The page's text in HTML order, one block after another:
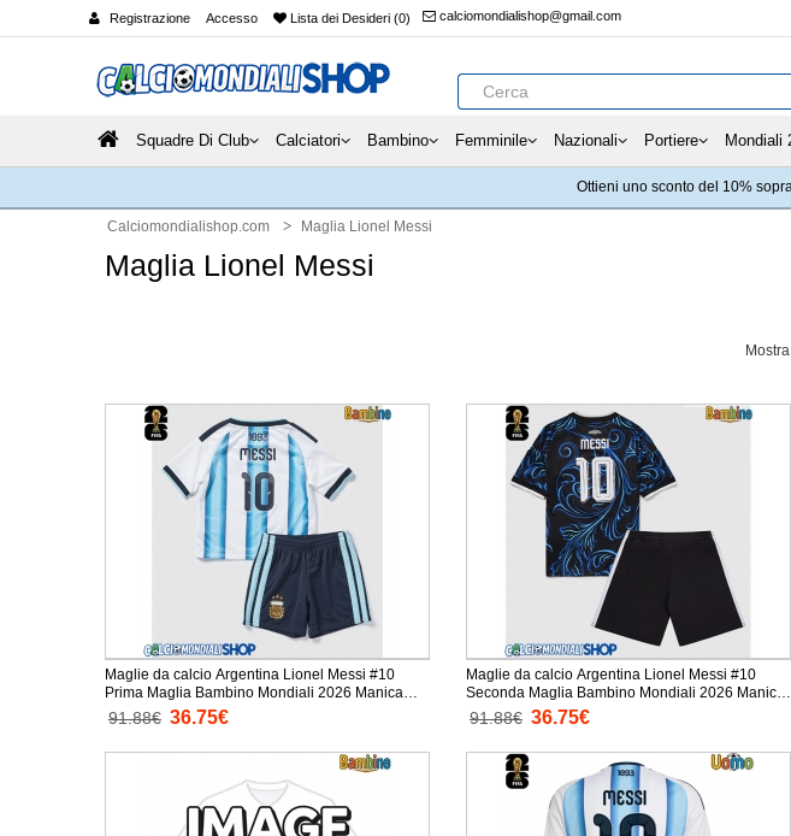
Registrazione Accesso Lista dei Desideri (0) calciomondialishop@gmail.com
Squadre Di Club Calciatori Bambino Femminile Nazionali Portiere Mondiali
Ottieni uno sconto del 10%
Calciomondialishop.com Maglia Lionel Messi
Maglia Lionel Messi
Maglie da calcio Argentina Lionel Messi #10
Prima Maglia Bambino Mondiali 2026 Manica
Corta + Pantaloni corti)
91.88€ 36.75€
Maglie da calcio Argentina Lionel Messi #10
Seconda Maglia Bambino Mondiali 2026 Manica
Corta + Pantaloni corti)
91.88€ 36.75€